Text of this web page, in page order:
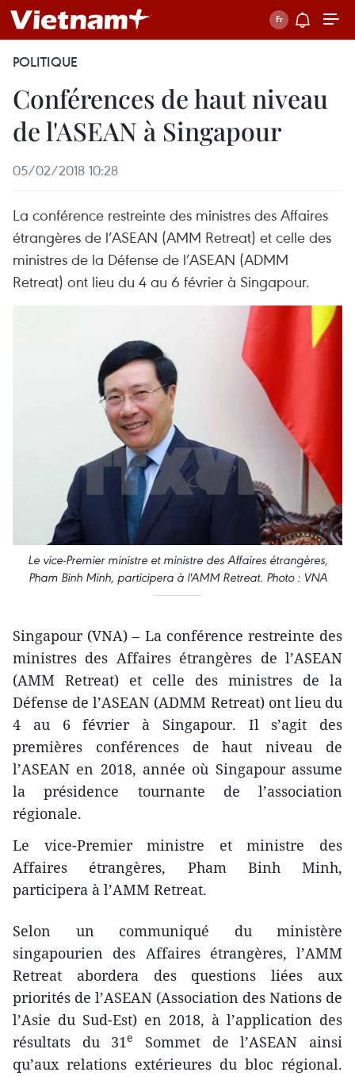
POLITIQUE
Conférences de haut niveau
de l'ASEAN à Singapour
05/02/2018 10:28
La conférence restreinte des ministres des Affaires
étrangères de l’ASEAN (AMM Retreat) et celle des
ministres de la Défense de l’ASEAN (ADMM
Retreat) ont lieu du 4 au 6 février à Singapour.
Le vice-Premier ministre et ministre des Affaires étrangères,
Pham Binh Minh, participera à l'AMM Retreat. Photo : VNA
Singapour (VNA) – La conférence restreinte des
ministres des Affaires étrangères de l’ASEAN
(AMM Retreat) et celle des ministres de la
Défense de l’ASEAN (ADMM Retreat) ont lieu du
4 au 6 février à Singapour. Il s’agit des
premières conférences de haut niveau de
l’ASEAN en 2018, année où Singapour assume
la présidence tournante de l’association
régionale.
Le vice-Premier ministre et ministre des
Affaires étrangères, Pham Binh Minh,
participera à l’AMM Retreat.
Selon un communiqué du ministère
singapourien des Affaires étrangères, l’AMM
Retreat abordera des questions liées aux
priorités de l’ASEAN (Association des Nations de
l’Asie du Sud-Est) en 2018, à l’application des
résultats du 31e
Sommet de l’ASEAN ainsi
qu’aux relations extérieures du bloc régional.